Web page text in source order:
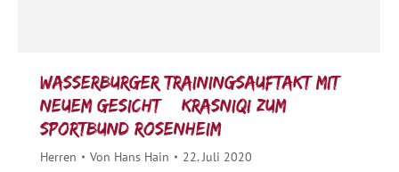
Wasserburger Trainingsauftakt mit
neuem Gesicht – Krasniqi zum
Sportbund Rosenheim
Herren Von Hans Hain 22. Juli 2020